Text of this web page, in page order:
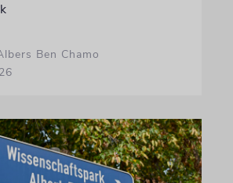
Ben Chamo